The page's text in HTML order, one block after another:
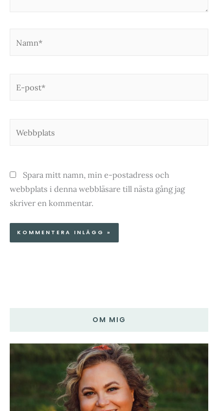
post*
Spara mitt namn, min e-postadress och
webbplats i denna webbläsare till nästa gång jag
skriver en kommentar.
OM MIG